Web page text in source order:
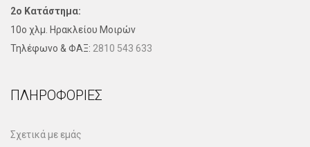
2ο Κατάστημα:
10ο χλμ. Ηρακλείου Μοιρών
Τηλέφωνo & ΦΑΞ: 2810 543 633
ΠΛΗΡΟΦΟΡΊΕΣ
Σχετικά με εμάς